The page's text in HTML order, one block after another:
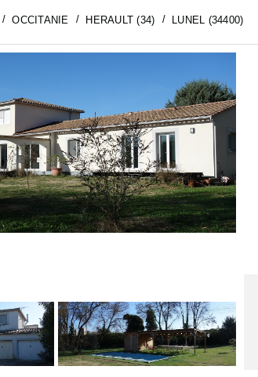
OCCITANIE HERAULT (34) LUNEL (34400)